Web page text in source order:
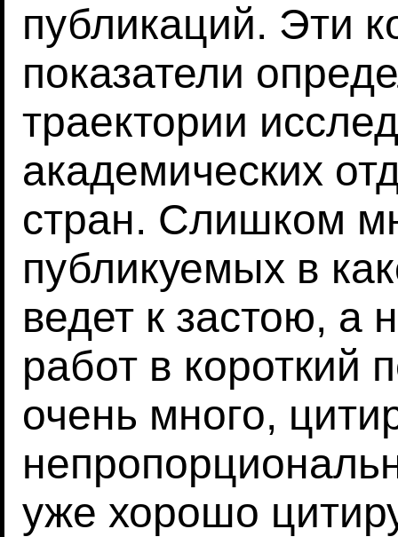
публикаций. Эти
показатели
траектории
академических
стран. Слишком
публикуемых в
ведет к застою, а
работ в короткий
очень много,
уже хорошо